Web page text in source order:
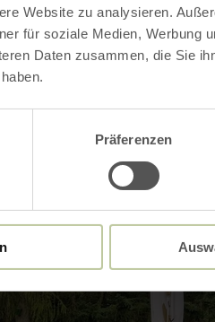
Website zu analysieren.
für soziale Medien, Werbung
Daten zusammen, die Sie
Präferenzen